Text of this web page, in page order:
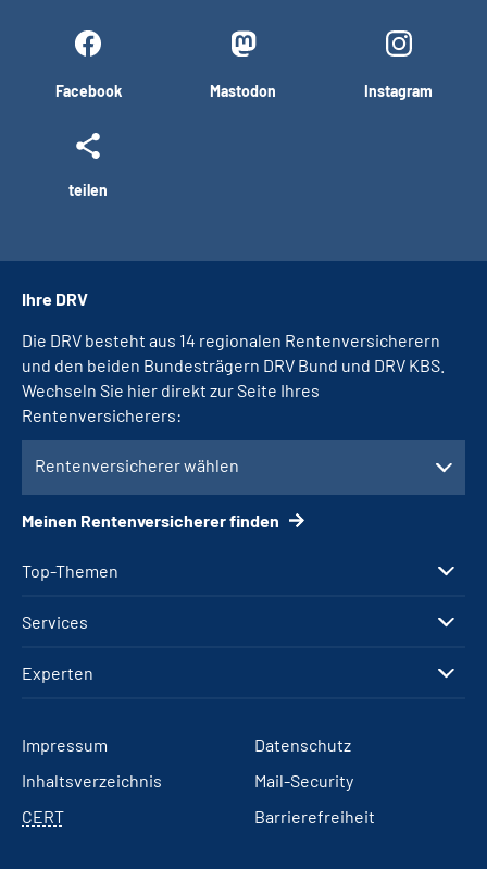
Facebook Mastodon Instagram
teilen
Top-Themen
Services
Experten
Ihre DRV
Die DRV besteht aus 14 regionalen Rentenversicherern
und den beiden Bundesträgern DRV Bund und DRV KBS.
Wechseln Sie hier direkt zur Seite Ihres
Rentenversicherers:
Rentenversicherer wählen
Meinen Rentenversicherer finden
Impressum
Datenschutz
Inhaltsverzeichnis
Mail-Security
CERT
Barrierefreiheit